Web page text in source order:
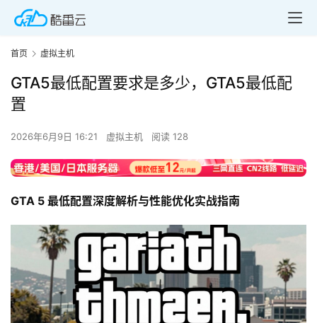
首页 虚拟主机
GTA5最低配置要求是多少，GTA5最低配
置
2026年6月9日 16:21 虚拟主机 阅读 128
GTA 5 最低配置深度解析与性能优化实战指南